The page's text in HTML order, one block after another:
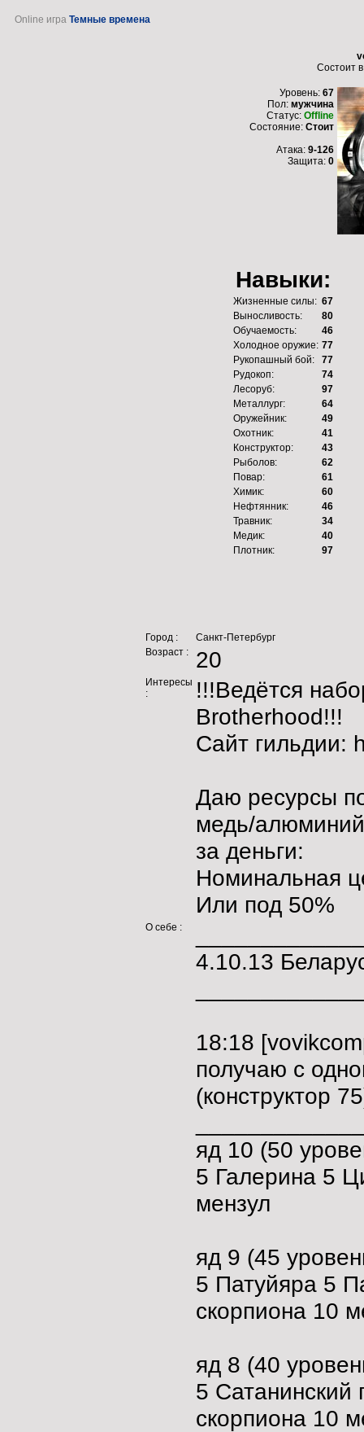
Online игра Темные времена
Состоит
Уровень: 67
Пол: мужчина
Статус: Offline
Состояние: Стоит
Атака: 9-126
Защита: 0
Навыки:
Жизненные силы: 67
Выносливость:
80
Обучаемость:
46
Холодное оружие: 77
Рукопашный бой:
77
Рудокоп:
74
Лесоруб:
97
Металлург:
64
Оружейник:
49
Охотник:
41
Конструктор:
43
Рыболов:
62
Повар:
61
Химик:
60
Нефтянник:
46
Травник:
34
Медик:
40
Плотник:
97
Город :
Санкт-Петербург
Возраст :
20
Интересы
:
!!!Ведётся
Brotherhood!!!
Сайт гильдии:
Даю ресурсы
медь/
за деньги:
Номинальная
Или под 50%
О себе :
4.10.13
18:18
получаю с
(конструктор
яд 10 (50
5 Галерина 5
мензул
яд 9 (45
5 Патуйяра 5
скорпиона 10
яд 8 (40
5 Сатанинский
скорпиона 10